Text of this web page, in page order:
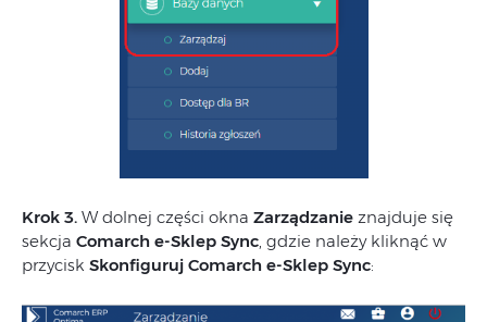
Krok 3. W dolnej części okna Zarządzanie znajduje się
sekcja Comarch e-Sklep Sync, gdzie należy kliknąć w
przycisk Skonfiguruj Comarch e-Sklep Sync: